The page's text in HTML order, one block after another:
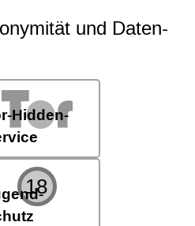
und Daten-
Hidden-